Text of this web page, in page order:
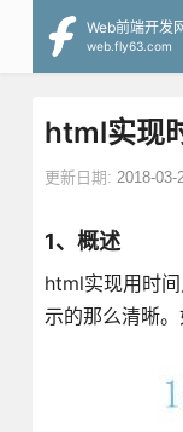
Web前端开发
html实现
更新日期: 2018-03-
1、概述
html实现用时
示的那么清晰